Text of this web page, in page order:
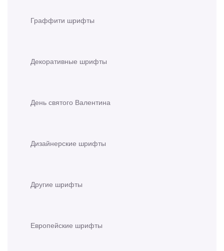
Граффити шрифты
Декоративные шрифты
День святого Валентина
Дизайнерские шрифты
Другие шрифты
Европейские шрифты